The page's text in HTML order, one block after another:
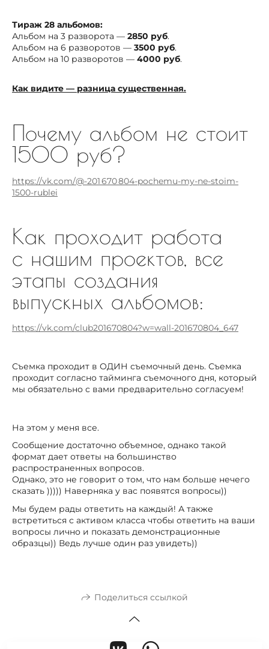
Тираж 28 альбомов:
Альбом на 3 разворота — 2850 руб.
Альбом на 6 разворотов — 3500 руб.
Альбом на 10 разворотов — 4000 руб.
Как видите — разница существенная.
Почему альбом не стоит
1500 руб?
https://vk.com/@-201 670 804-pochemu-my-ne-stoim-
1500-rublei
Как проходит работа
с нашим проектов, все
этапы создания
выпускных альбомов:
https://vk.com/club201670804?w=wall-201670804_647
Съемка проходит в ОДИН съемочный день. Съемка
проходит согласно тайминга съемочного дня, который
мы обязательно с вами предварительно согласуем!
На этом у меня все.
Сообщение достаточно объемное, однако такой
формат дает ответы на большинство
распространенных вопросов.
Однако, это не говорит о том, что нам больше нечего
сказать ))))) Наверняка у вас появятся вопросы))
Мы будем рады ответить на каждый! А также
встретиться с активом класса чтобы ответить на ваши
вопросы лично и показать демонстрационные
образцы)) Ведь лучше один раз увидеть))
Поделиться ссылкой